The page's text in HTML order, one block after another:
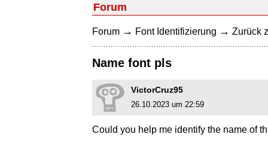
Forum
Forum → Font Identifizierung → Zurück
Name font pls
VictorCruz95
26.10.2023 um 22:59
Could you help me identify the name of